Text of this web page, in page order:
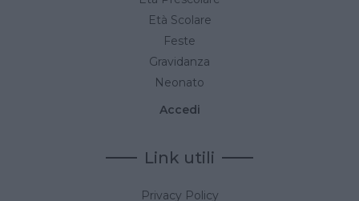
Età Scolare
Feste
Gravidanza
Neonato
Accedi
Link utili
Privacy Policy